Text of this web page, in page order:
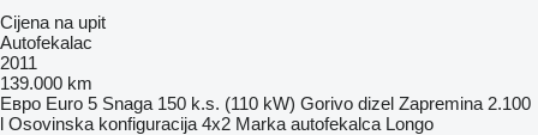
Cijena na upit
Autofekalac
2011
139.000 km
Евро Euro 5 Snaga 150 k.s. (110 kW) Gorivo dizel Zapremina 2.100
l Osovinska konfiguracija 4x2 Marka autofekalca Longo